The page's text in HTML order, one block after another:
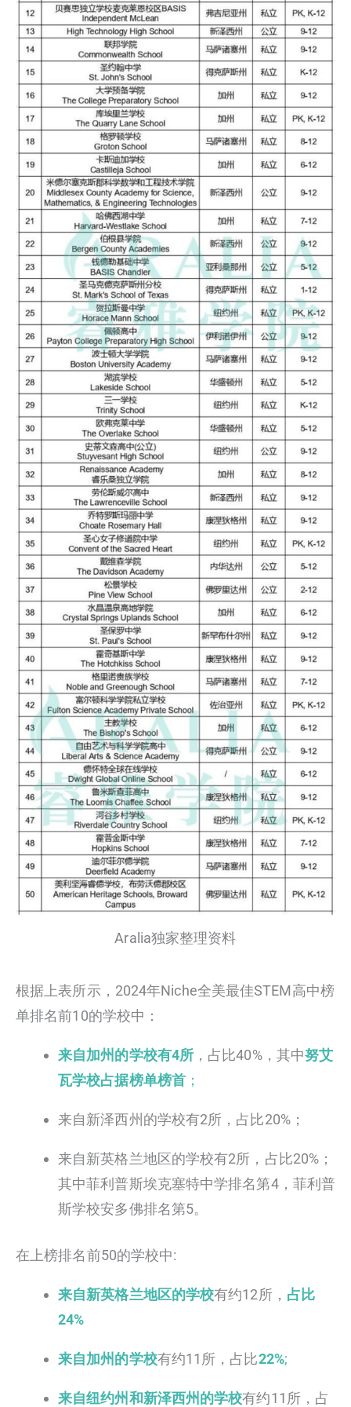
Aralia独家整理资料
根据上表所示，2024年Niche全美最佳STEM高中榜
单排名前10的学校中：
来自加州的学校有4所 ，占比40%，其中努艾
瓦学校占据榜单榜首；
来自新泽西州的学校有2所，占比20%；
来自新英格兰地区的学校有2所，占比20%；
其中菲利普斯埃克塞特中学排名第4，菲利普
斯学校安多佛排名第5。
在上榜排名前50的学校中:
来自新英格兰地区的学校有约12所， 占比
24%
来自加州的学校有约11所，占比22%;
来自纽约州和新泽西州的学校有约11所，占